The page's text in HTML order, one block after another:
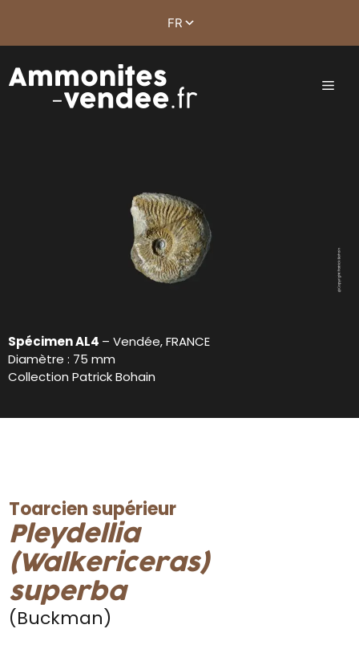
Spécimen AL4 – Vendée, FRANCE
Diamètre : 75 mm
Collection Patrick Bohain
Toarcien supérieur
Pleydellia
(Walkericeras)
superba
(Buckman)